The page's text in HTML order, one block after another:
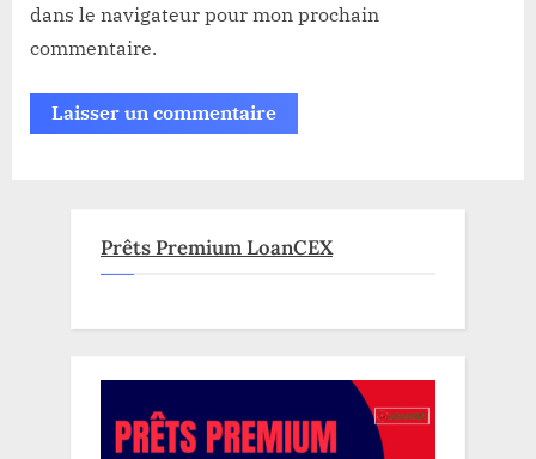
dans le navigateur pour mon prochain
commentaire.
Prêts Premium LoanCEX